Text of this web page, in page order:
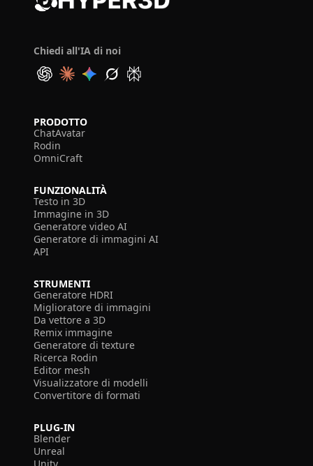
Chiedi all'IA di noi
PRODOTTO
ChatAvatar
Rodin
OmniCraft
FUNZIONALITÀ
Testo in 3D
Immagine in 3D
Generatore video AI
Generatore di immagini AI
API
STRUMENTI
Generatore HDRI
Miglioratore di immagini
Da vettore a 3D
Remix immagine
Generatore di texture
Ricerca Rodin
Editor mesh
Visualizzatore di modelli
Convertitore di formati
PLUG-IN
Blender
Unreal